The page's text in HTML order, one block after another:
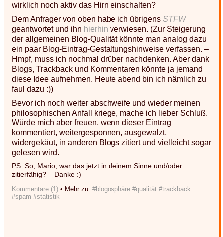
wirklich noch aktiv das Hirn einschalten?
Dem Anfrager von oben habe ich übrigens STFW
geantwortet und ihn hierhin verwiesen. (Zur Steigerung
der allgemeinen Blog-Qualität könnte man analog dazu
ein paar Blog-Eintrag-Gestaltungshinweise verfassen. –
Hmpf, muss ich nochmal drüber nachdenken. Aber dank
Blogs, Trackback und Kommentaren könnte ja jemand
diese Idee aufnehmen. Heute abend bin ich nämlich zu
faul dazu :))
Bevor ich noch weiter abschweife und wieder meinen
philosophischen Anfall kriege, mache ich lieber Schluß.
Würde mich aber freuen, wenn dieser Eintrag
kommentiert, weitergesponnen, ausgewalzt,
widergekäut, in anderen Blogs zitiert und vielleicht sogar
gelesen wird.
PS: So, Mario, war das jetzt in deinem Sinne und/oder
zitierfähig? – Danke :)
Kommentare (1) • Mehr zu: #blogosphäre #qualität #trackback
#spam #statistik